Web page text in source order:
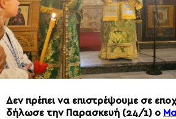
Δεν πρέπει να επιστρέψουμε σε
δήλωσε την Παρασκευή (24/1) ο